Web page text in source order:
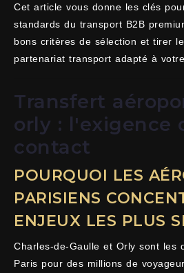
Cet article vous donne les clés
standards du transport B2B
bons critères de sélection et tirer
partenariat transport adapté à
Transfert
orly : l'exigence
contact
POURQUOI LES
PARISIENS
ENJEUX LES PLUS
Charles-de-Gaulle et Orly sont les
Paris pour des millions de